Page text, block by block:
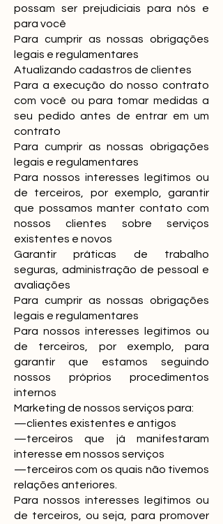
possam ser prejudiciais para nós e
para você
Para cumprir as nossas obrigações
legais e regulamentares
Atualizando cadastros de clientes
Para a execução do nosso contrato
com você ou para tomar medidas a
seu pedido antes de entrar em um
contrato
Para cumprir as nossas obrigações
legais e regulamentares
Para nossos interesses legítimos ou
de terceiros, por exemplo, garantir
que possamos manter contato com
nossos clientes sobre serviços
existentes e novos
Garantir práticas de trabalho
seguras, administração de pessoal e
avaliações
Para cumprir as nossas obrigações
legais e regulamentares
Para nossos interesses legítimos ou
de terceiros, por exemplo, para
garantir que estamos seguindo
nossos próprios procedimentos
internos
Marketing de nossos serviços para:
—clientes existentes e antigos
—terceiros que já manifestaram
interesse em nossos serviços
—terceiros com os quais não tivemos
relações anteriores.
Para nossos interesses legítimos ou
de terceiros, ou seja, para promover